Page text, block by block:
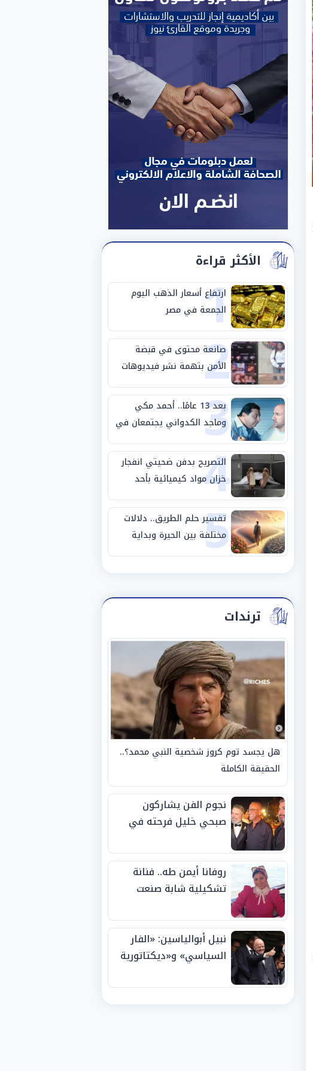
الأكثر قراءة
1
ارتفاع أسعار الذهب اليوم
الجمعة في مصر
2
صانعة محتوى في قبضة
الأمن بتهمة نشر فيديوهات
خادشة للحياء
3 بعد 13 عامًا.. أحمد مكي
وماجد الكدواني يجتمعان في
«فرصة سعيدة»
4
التصريح بدفن ضحيتي انفجار
خزان مواد كيميائية بأحد
مصانع الفيوم
5
تفسير حلم الطريق.. دلالات
مختلفة بين الحيرة وبداية
مرحلة جديدة
ترندات
هل يجسد توم كروز شخصية النبي محمد؟..
الحقيقة الكاملة
نجوم الفن يشاركون
صبحي خليل فرحته في
روفانا أيمن طه.. فنانة
تشكيلية شابة صنعت
الجوائز منذ الصغر
نبيل أبوالياسين: «الفار
السياسي» و«ديكتاتورية
الفيفا».. وإقالة